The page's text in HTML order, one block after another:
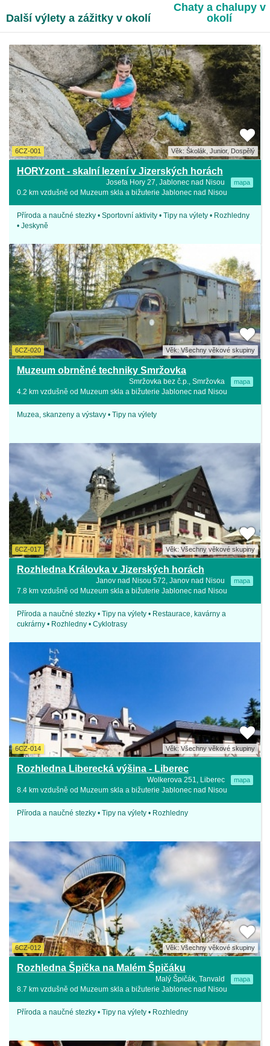
Další výlety a zážitky v okolí
Chaty a chalupy v
okolí
6CZ-001 Věk: Školák, Junior, Dospělý
HORYzont - skalní lezení v Jizerských horách
Josefa Hory 27, Jablonec nad Nisou mapa
0.2 km vzdušně od Muzeum skla a bižuterie Jablonec nad Nisou
Příroda a naučné stezky • Sportovní aktivity • Tipy na výlety • Rozhledny
• Jeskyně
6CZ-020 Věk: Všechny věkové skupiny
Muzeum obrněné techniky Smržovka
Smržovka bez č.p., Smržovka mapa
4.2 km vzdušně od Muzeum skla a bižuterie Jablonec nad Nisou
Muzea, skanzeny a výstavy • Tipy na výlety
6CZ-017 Věk: Všechny věkové skupiny
Rozhledna Královka v Jizerských horách
Janov nad Nisou 572, Janov nad Nisou mapa
7.8 km vzdušně od Muzeum skla a bižuterie Jablonec nad Nisou
Příroda a naučné stezky • Tipy na výlety • Restaurace, kavárny a
cukrárny • Rozhledny • Cyklotrasy
6CZ-014 Věk: Všechny věkové skupiny
Rozhledna Liberecká výšina - Liberec
Wolkerova 251, Liberec mapa
8.4 km vzdušně od Muzeum skla a bižuterie Jablonec nad Nisou
Příroda a naučné stezky • Tipy na výlety • Rozhledny
6CZ-012 Věk: Všechny věkové skupiny
Rozhledna Špička na Malém Špičáku
Malý Špičák, Tanvald mapa
8.7 km vzdušně od Muzeum skla a bižuterie Jablonec nad Nisou
Příroda a naučné stezky • Tipy na výlety • Rozhledny